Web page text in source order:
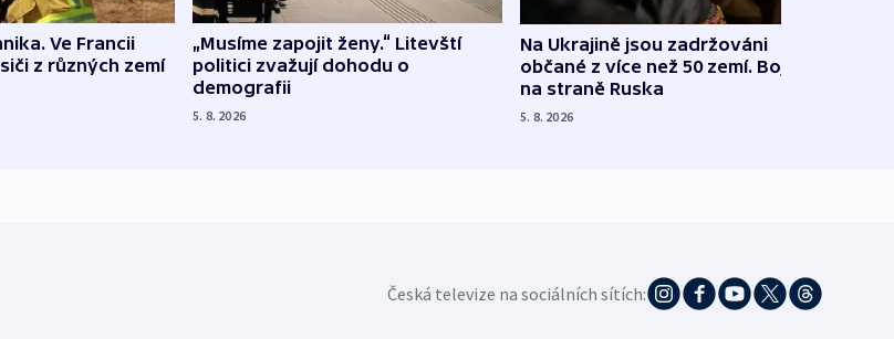
Ve Francii
z různých zemí
„Musíme zapojit ženy.“ Litevští
politici zvažují dohodu o
demografii
5. 8. 2026
Na Ukrajině jsou zadržováni
občané z více než 50 zemí. Bojovali
na straně Ruska
5. 8. 2026
Česká televize na sociálních sítích: